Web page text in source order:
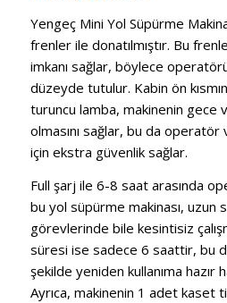
Yengeç Mini Yol Süpürme
frenler ile donatılmıştır. Bu
imkanı sağlar, böylece
düzeyde tutulur. Kabin ön
turuncu lamba, makinenin gece
olmasını sağlar, bu da
için ekstra güvenlik sağlar.
Full şarj ile 6-8 saat arasında
bu yol süpürme makinası, uzun
görevlerinde bile kesintisiz
süresi ise sadece 6 saattir, bu
şekilde yeniden kullanıma hazır
Ayrıca, makinenin 1 adet kaset